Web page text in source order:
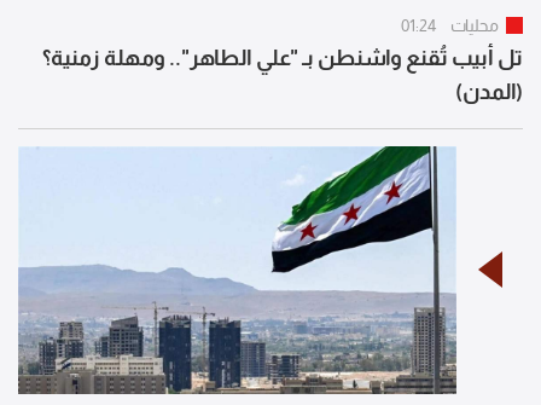
محليات 01:24
تل أبيب تُقنع واشنطن بـ "علي الطاهر".. ومهلة زمنية؟
(المدن)